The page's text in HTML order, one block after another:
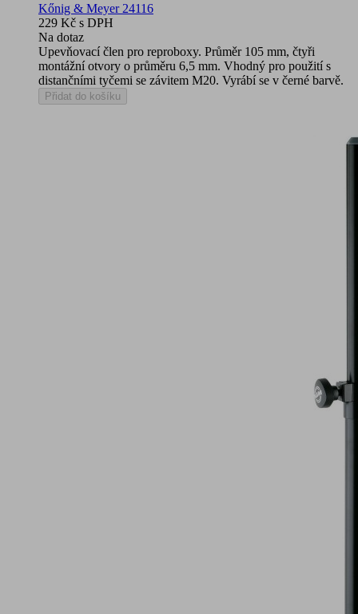
Kőnig & Meyer 24116
229 Kč s DPH
Na dotaz
Upevňovací člen pro reproboxy. Průměr 105 mm, čtyři
montážní otvory o průměru 6,5 mm. Vhodný pro použití s
distančními tyčemi se závitem M20. Vyrábí se v černé barvě.
Přidat do košíku